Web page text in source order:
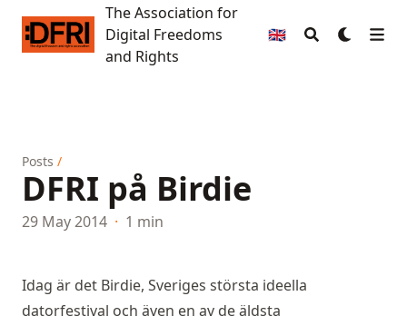
The Association for Digital Freedoms and Rights
The Association for
Digital Freedoms
and Rights
🇬🇧
Posts /
DFRI på Birdie
29 May 2014 · 1 min
Idag är det Birdie, Sveriges största ideella
datorfestival och även en av de äldsta